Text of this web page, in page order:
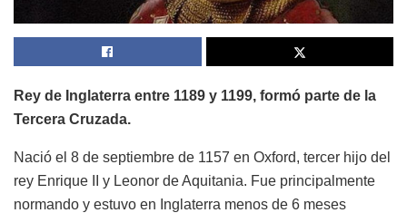
Rey de Inglaterra entre 1189 y 1199, formó parte de la
Tercera Cruzada.
Nació el 8 de septiembre de 1157 en Oxford, tercer hijo del
rey Enrique II y Leonor de Aquitania. Fue principalmente
normando y estuvo en Inglaterra menos de 6 meses